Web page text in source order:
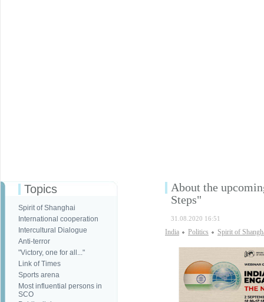
Topics
Spirit of Shanghai
International cooperation
Intercultural Dialogue
Anti-terror
"Victory, one for all..."
Link of Times
Sports arena
Most influential persons in
SCO
About the
Steps"
31.08.2020 16:51
India Politics Spirit of